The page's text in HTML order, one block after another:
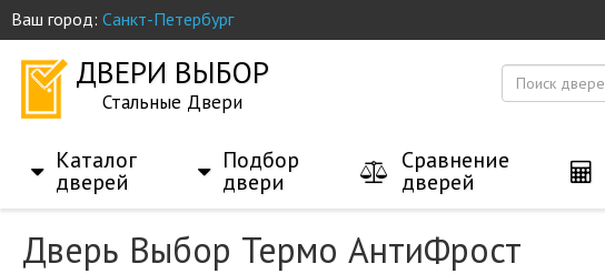
Ваш город: Санкт-Петербург
ДВЕРИ ВЫБОР
Стальные Двери
Каталог
дверей
Подбор
двери
Сравнение
дверей
Дверь Выбор Термо АнтиФрост